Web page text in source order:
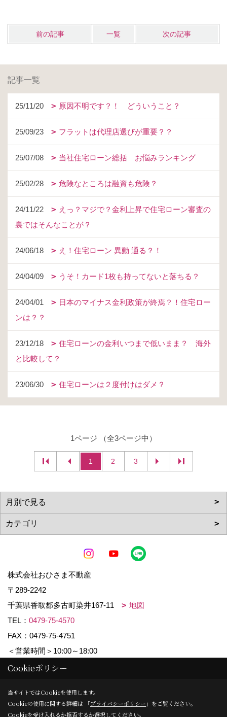
前の記事 一覧 次の記事
記事一覧
25/11/20 原因不明です？！ どういうこと？
25/09/23 フラットは代理店選びが重要？？
25/07/08 当社住宅ローン総括 お悩みランキング
25/02/28 危険なところは融資も危険？
24/11/22
えっ？マジで？金利上昇で住宅ローン審査の
裏ではそんなことが？
24/06/18 え！住宅ローン 異動 通る？！
24/04/09 うそ！カード1枚も持ってないと落ちる？
24/04/01
日本のマイナス金利政策が終焉？！住宅ロー
ンは？？
23/12/18
住宅ローンの金利いつまで低いまま？ 海外
と比較して？
23/06/30 住宅ローンは２度付けはダメ？
1ページ （全3ページ中）
1 2 3
株式会社おひさま不動産
〒289-2242
千葉県香取郡多古町染井167-11
地図
TEL： 0479-75-4570
FAX：0479-75-4751
＜営業時間＞10:00～18:00
＜定休日＞水曜日・日曜日
Copyright (c) ららハウス. All Rights Reserved.
Cookieポリシー
当サイトではCookieを使用します。
Cookieの使用に関する詳細は 「プライバシーポリシー 」をご覧ください。
Cookieを受け入れるか拒否するか選択してください。